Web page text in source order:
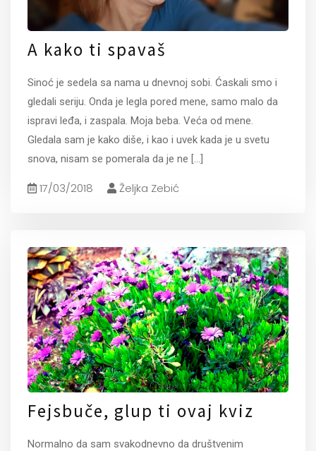
A kako ti spavaš
Sinoć je sedela sa nama u dnevnoj sobi. Ćaskali smo i
gledali seriju. Onda je legla pored mene, samo malo da
ispravi leđa, i zaspala. Moja beba. Veća od mene.
Gledala sam je kako diše, i kao i uvek kada je u svetu
snova, nisam se pomerala da je ne [...]
17/03/2018 Željka Zebić
Fejsbuče, glup ti ovaj kviz
Normalno da sam svakodnevno da društvenim